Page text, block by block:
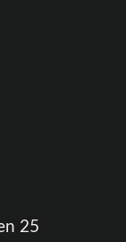
25